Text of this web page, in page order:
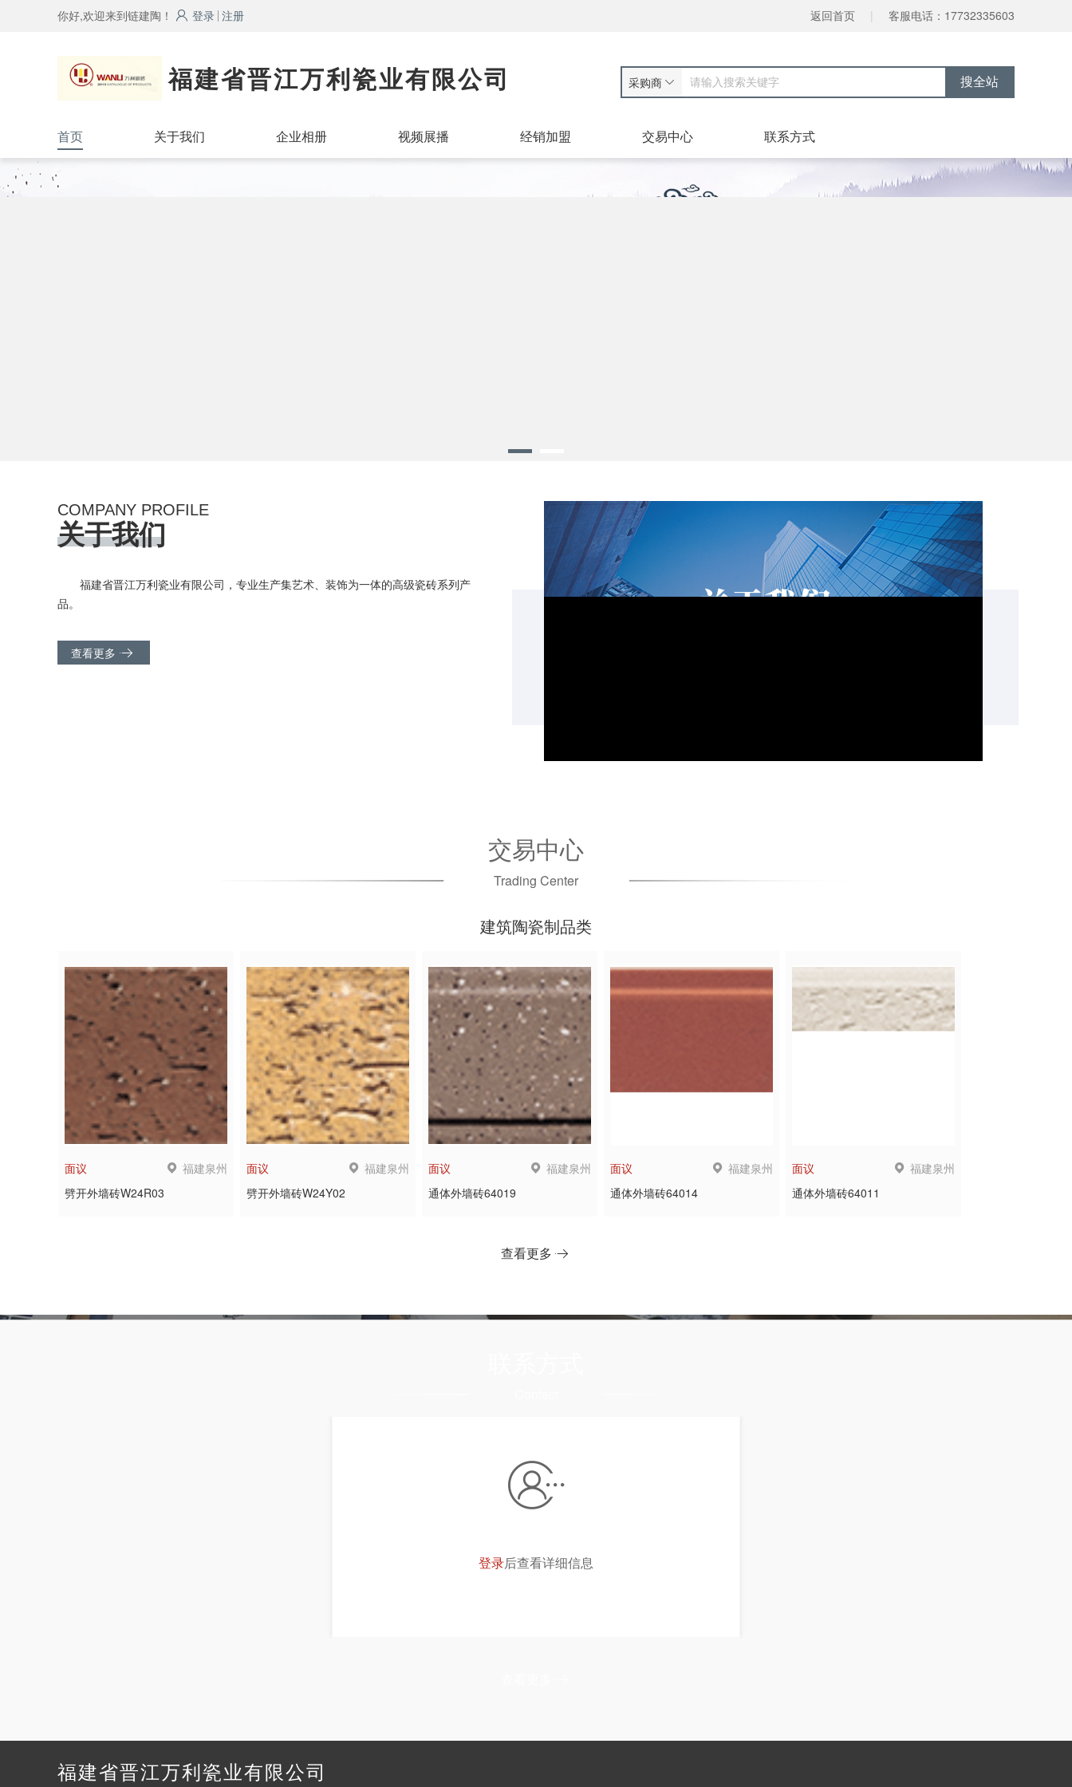
你好,欢迎来到链建陶！ 登录 注册 返回首页 | 客服电话：17732335603
福建省晋江万利瓷业有限公司 采购商
首页 关于我们 企业相册 视频展播 经销加盟 交易中心 联系方式
COMPANY PROFILE
关于我们
福建省晋江万利瓷业有限公司，专业生产集艺术、装饰为一体的高级瓷砖系列产
品。
查看更多
交易中心
Trading Center
建筑陶瓷制品类
面议
福建泉州
劈开外墙砖W24R03
面议
福建泉州
劈开外墙砖W24Y02
面议
福建泉州
通体外墙砖64019
面议
福建泉州
通体外墙砖64014
面议
福建泉州
通体外墙砖64011
查看更多
登录后查看详细信息
福建省晋江万利瓷业有限公司